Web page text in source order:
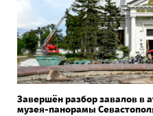
Завершён разбор завалов в
музея-панорамы